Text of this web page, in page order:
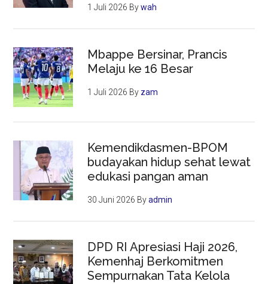
1 Juli 2026 Bywah
Mbappe Bersinar, Prancis
Melaju ke 16 Besar
1 Juli 2026 By zam
Kemendikdasmen-BPOM
budayakan hidup sehat lewat
edukasi pangan aman
30 Juni 2026 Byadmin
DPD RI Apresiasi Haji 2026,
Kemenhaj Berkomitmen
Sempurnakan Tata Kelola